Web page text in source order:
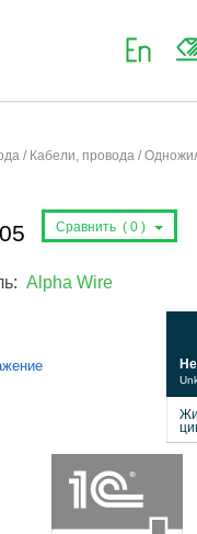
/ Кабели, провода /
Сравнить ( 0 )
Alpha Wire